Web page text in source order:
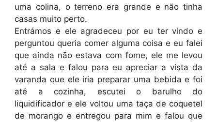
uma colina, o terreno era grande e não tinha
casas muito perto.
Entrámos e ele agradeceu por eu ter vindo e
perguntou queria comer alguma coisa e eu falei
que ainda não estava com fome, ele me levou
até a sala e falou para eu apreciar a vista da
varanda que ele iria preparar uma bebida e foi
até a cozinha, escutei o barulho do
liquidificador e ele voltou uma taça de coquetel
de morango e entregou para mim e falou que